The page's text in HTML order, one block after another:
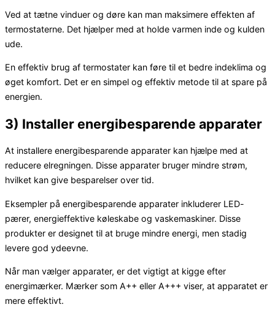
Ved at tætne vinduer og døre kan man maksimere effekten af
termostaterne. Det hjælper med at holde varmen inde og kulden
ude.
En effektiv brug af termostater kan føre til et bedre indeklima og
øget komfort. Det er en simpel og effektiv metode til at spare på
energien.
3) Installer energibesparende apparater
At installere energibesparende apparater kan hjælpe med at
reducere elregningen. Disse apparater bruger mindre strøm,
hvilket kan give besparelser over tid.
Eksempler på energibesparende apparater inkluderer LED-
pærer, energieffektive køleskabe og vaskemaskiner. Disse
produkter er designet til at bruge mindre energi, men stadig
levere god ydeevne.
Når man vælger apparater, er det vigtigt at kigge efter
energimærker. Mærker som A++ eller A+++ viser, at apparatet er
mere effektivt.